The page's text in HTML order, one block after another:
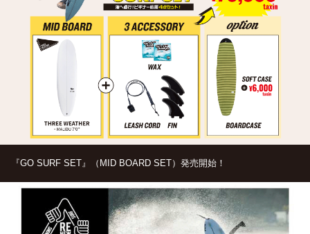
『GO SURF SET』（MID BOARD SET）発売開始！